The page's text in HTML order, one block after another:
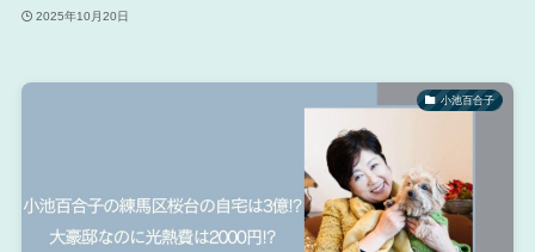
2025年10月20日
小池百合子